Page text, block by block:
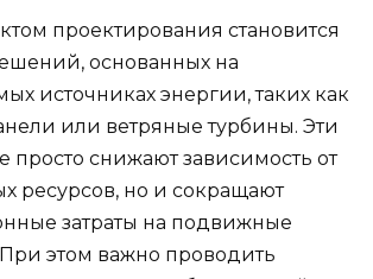
проектирования становится
основанных на
источниках энергии, таких как
или ветряные турбины. Эти
просто снижают зависимость от
ресурсов, но и сокращают
затраты на подвижные
этом важно проводить